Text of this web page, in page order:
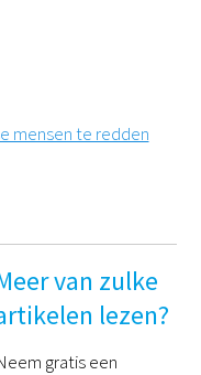
mensen te redden
van zulke
lezen?
gratis een